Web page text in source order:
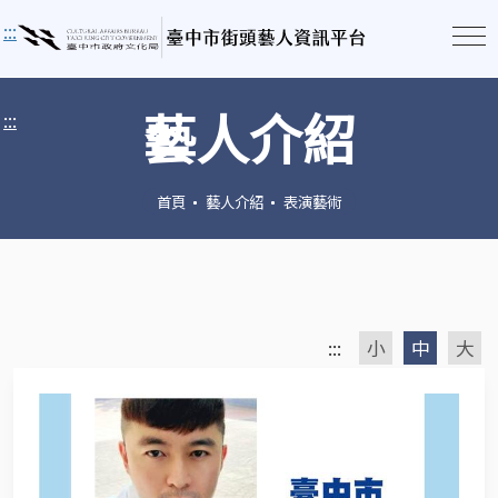
:::
::: 藝人介紹
首頁 藝人介紹 表演藝術
::: 小 中 大